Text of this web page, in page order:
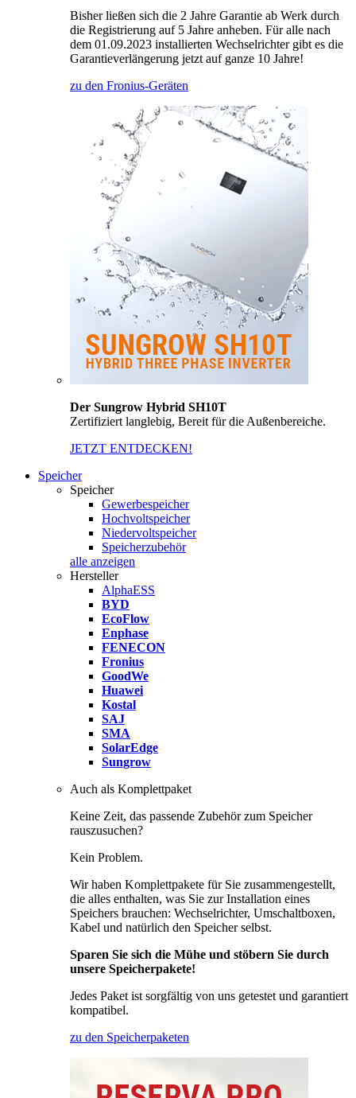
Bisher ließen sich die 2 Jahre Garantie ab Werk durch
die Registrierung auf 5 Jahre anheben. Für alle nach
dem 01.09.2023 installierten Wechselrichter gibt es die
Garantieverlängerung jetzt auf ganze 10 Jahre!
zu den Fronius-Geräten
Der Sungrow Hybrid SH10T
Zertifiziert langlebig, Bereit für die Außenbereiche.
JETZT ENTDECKEN!
Speicher
Speicher
Gewerbespeicher
Hochvoltspeicher
Niedervoltspeicher
Speicherzubehör
alle anzeigen
Hersteller
AlphaESS
BYD
EcoFlow
Enphase
FENECON
Fronius
GoodWe
Huawei
Kostal
SAJ
SMA
SolarEdge
Sungrow
Auch als Komplettpaket
Keine Zeit, das passende Zubehör zum Speicher
rauszusuchen?
Kein Problem.
Wir haben Komplettpakete für Sie zusammengestellt,
die alles enthalten, was Sie zur Installation eines
Speichers brauchen: Wechselrichter, Umschaltboxen,
Kabel und natürlich den Speicher selbst.
Sparen Sie sich die Mühe und stöbern Sie durch
unsere Speicherpakete!
Jedes Paket ist sorgfältig von uns getestet und garantiert
kompatibel.
zu den Speicherpaketen